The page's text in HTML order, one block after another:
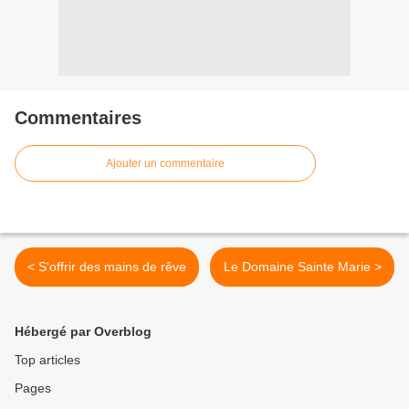
Commentaires
Ajouter un commentaire
< S'offrir des mains de rêve Le Domaine Sainte Marie >
Hébergé par Overblog
Top articles
Pages